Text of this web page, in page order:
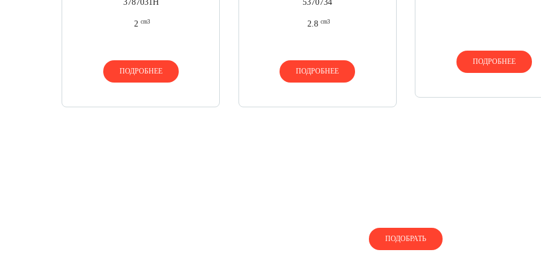
3787031H
2 cm3
ПОДРОБНЕЕ
5370734
2.8 cm3
ПОДРОБНЕЕ
ПОДРОБНЕЕ
ПОДОБРАТЬ